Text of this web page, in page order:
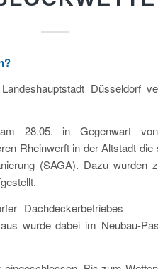
Düsseldorf
28.05. in Gegenwart
Rheinwerft in der Altstadt die
(SAGA). Dazu wurden
Dachdeckerbetriebes
wurde dabei im Neubau-